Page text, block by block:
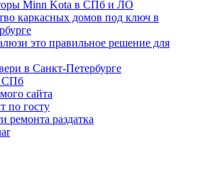
Minn Kota в СПб и ЛО
каркасных домов под ключ в
это правильное решение для
в Санкт-Петербурге
СПб
сайта
по госту
ремонта раздатка